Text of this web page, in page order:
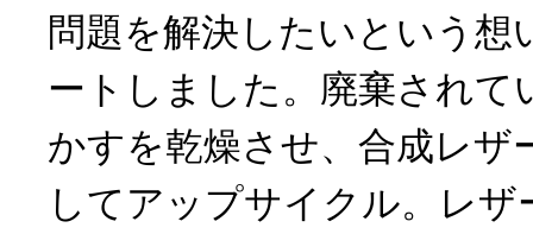
問題を解決したいという想
ートしました。廃棄されて
かすを乾燥させ、合成レザ
してアップサイクル。レ